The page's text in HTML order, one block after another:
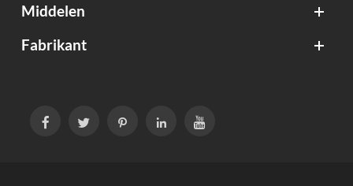
Middelen
Fabrikant
    